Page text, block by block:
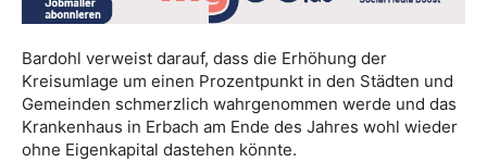
Bardohl verweist darauf, dass die Erhöhung der
Kreisumlage um einen Prozentpunkt in den Städten und
Gemeinden schmerzlich wahrgenommen werde und das
Krankenhaus in Erbach am Ende des Jahres wohl wieder
ohne Eigenkapital dastehen könnte.